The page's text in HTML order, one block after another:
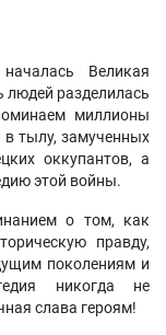
Великая
людей разделилась
миллионы
в тылу, замученных
оккупантов, а
этой войны.
о том, как
правду,
поколениям и
никогда не
слава героям!